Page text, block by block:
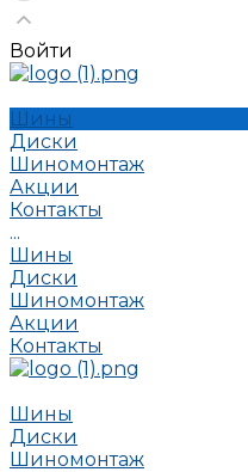
Войти
Шины
Диски
Шиномонтаж
Акции
Контакты
...
Шины
Диски
Шиномонтаж
Акции
Контакты
Шины
Диски
Шиномонтаж